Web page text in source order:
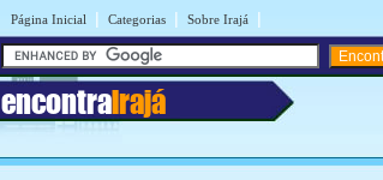
Página Inicial | Categorias | Sobre Irajá |
encontraIrajá